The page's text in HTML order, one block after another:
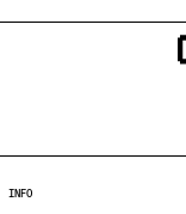
INFO